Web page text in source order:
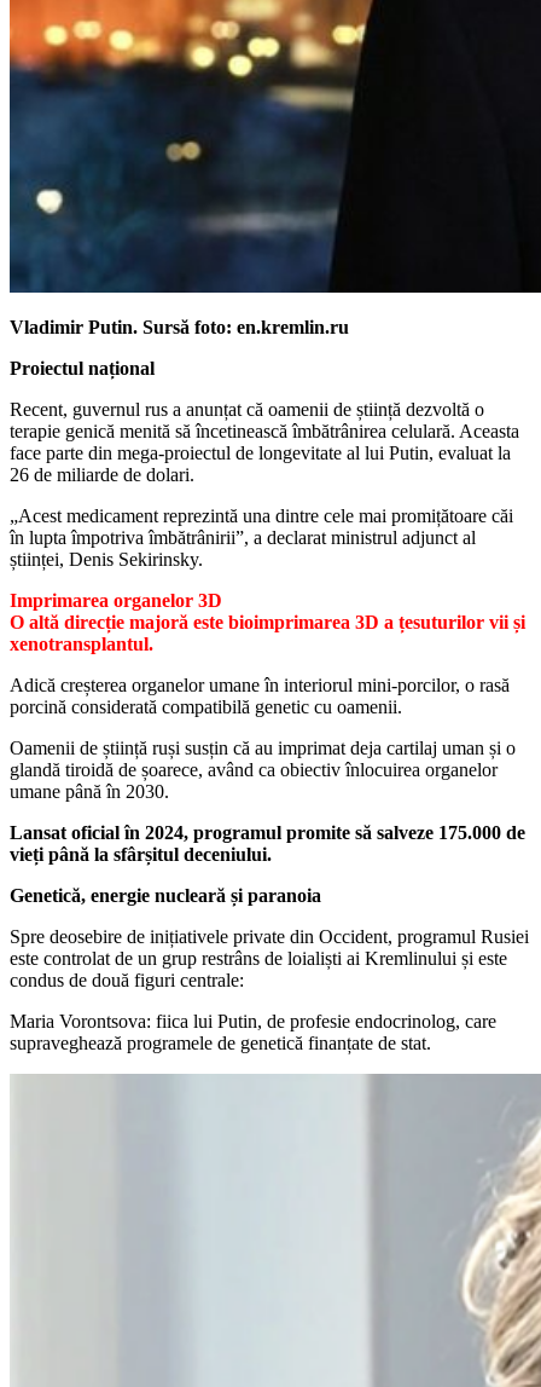
Vladimir Putin. Sursă foto: en.kremlin.ru
Proiectul național
Recent, guvernul rus a anunțat că oamenii de știință dezvoltă o
terapie genică menită să încetinească îmbătrânirea celulară. Aceasta
face parte din mega-proiectul de longevitate al lui Putin, evaluat la
26 de miliarde de dolari.
„Acest medicament reprezintă una dintre cele mai promițătoare căi
în lupta împotriva îmbătrânirii”, a declarat ministrul adjunct al
științei, Denis Sekirinsky.
Imprimarea organelor 3D
O altă direcție majoră este bioimprimarea 3D a țesuturilor vii și
xenotransplantul.
Adică creșterea organelor umane în interiorul mini-porcilor, o rasă
porcină considerată compatibilă genetic cu oamenii.
Oamenii de știință ruși susțin că au imprimat deja cartilaj uman și o
glandă tiroidă de șoarece, având ca obiectiv înlocuirea organelor
umane până în 2030.
Lansat oficial în 2024, programul promite să salveze 175.000 de
vieți până la sfârșitul deceniului.
Genetică, energie nucleară și paranoia
Spre deosebire de inițiativele private din Occident, programul Rusiei
este controlat de un grup restrâns de loialiști ai Kremlinului și este
condus de două figuri centrale:
Maria Vorontsova: fiica lui Putin, de profesie endocrinolog, care
supraveghează programele de genetică finanțate de stat.